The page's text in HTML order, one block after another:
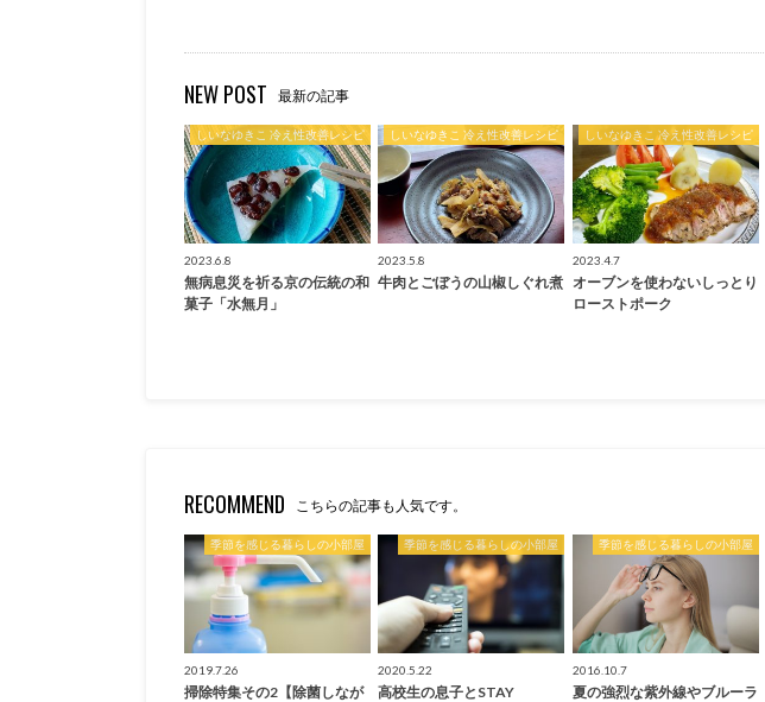
NEW POST 最新の記事
しいなゆきこ 冷え性改善レシピ
2023.6.8
無病息災を祈る京の伝統の和
菓子「水無月」
しいなゆきこ 冷え性改善レシピ
2023.5.8
牛肉とごぼうの山椒しぐれ煮
しいなゆきこ 冷え性改善レシピ
2023.4.7
オーブンを使わないしっとり
ローストポーク
RECOMMEND こちらの記事も人気です。
季節を感じる暮らしの小部屋
2019.7.26
掃除特集その2【除菌しなが
季節を感じる暮らしの小部屋
2020.5.22
高校生の息子とSTAY
季節を感じる暮らしの小部屋
2016.10.7
夏の強烈な紫外線やブルーラ